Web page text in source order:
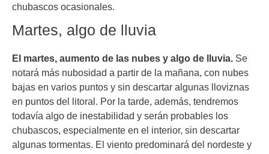
chubascos ocasionales.
Martes, algo de lluvia
El martes, aumento de las nubes y algo de lluvia. Se
notará más nubosidad a partir de la mañana, con nubes
bajas en varios puntos y sin descartar algunas lloviznas
en puntos del litoral. Por la tarde, además, tendremos
todavía algo de inestabilidad y serán probables los
chubascos, especialmente en el interior, sin descartar
algunas tormentas. El viento predominará del nordeste y